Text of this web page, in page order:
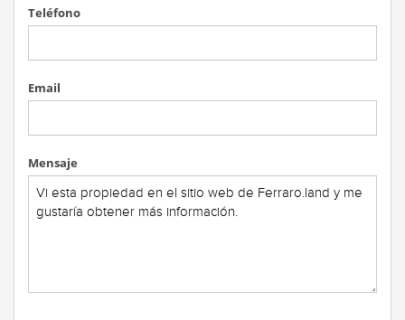
Teléfono
Email
Mensaje